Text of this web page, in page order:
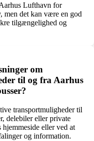
Lufthavn for
men det kan være en god
tilgængelighed og
om
til og fra Aarhus
transportmuligheder til
delebiler eller private
hjemmeside eller ved at
og information.